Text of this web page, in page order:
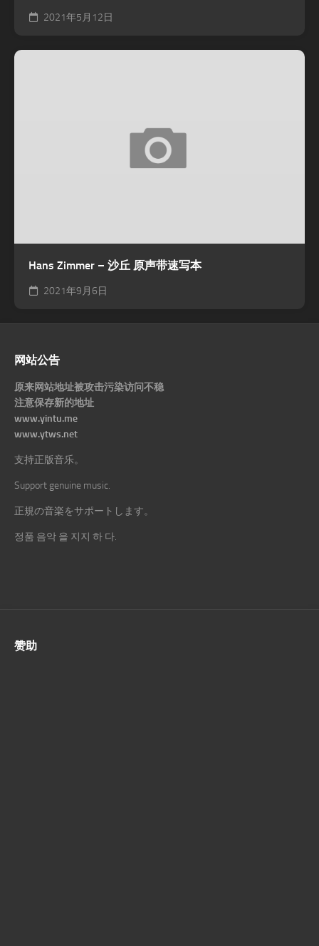
2021年5月12日
Hans Zimmer – 沙丘 原声带速写本
2021年9月6日
网站公告
原来网站地址被攻击污染访问不稳
注意保存新的地址
www.yintu.me
www.ytws.net
支持正版音乐。
Support genuine music.
正規の音楽をサポートします。
정품 음악 을 지지 하 다.
赞助